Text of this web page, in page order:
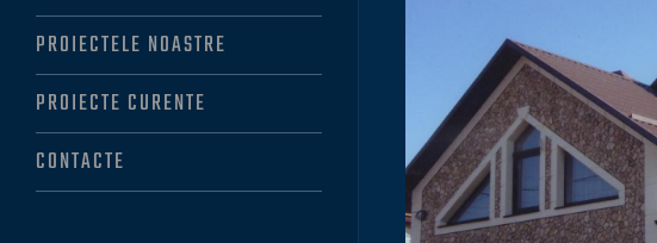
PROIECTELE NOASTRE
PROIECTE CURENTE
CONTACTE